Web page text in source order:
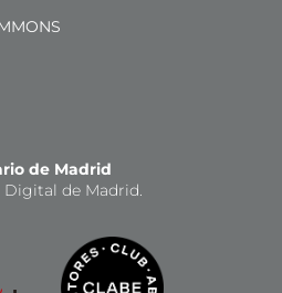
de Madrid
Digital de Madrid.